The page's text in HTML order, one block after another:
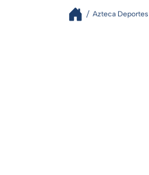
Azteca Deportes